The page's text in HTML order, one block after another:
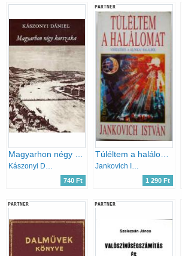
Kászonyi Dániel
740 Ft
PARTNER
Jankovich István
1 290 Ft
PARTNER PARTNER